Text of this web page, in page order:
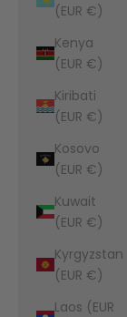
(EUR €)
Kenya
(EUR €)
Kiribati
(EUR €)
Kosovo
(EUR €)
Kuwait
(EUR €)
Kyrgyzstan
(EUR €)
Laos (EUR